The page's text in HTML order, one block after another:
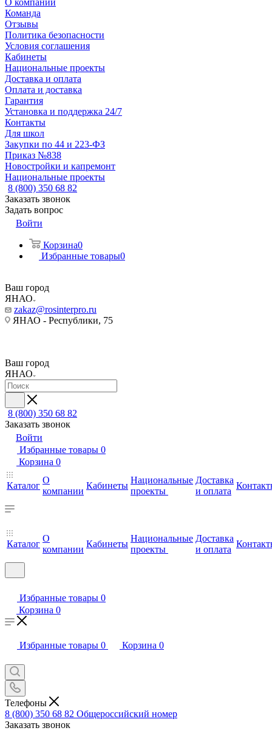
О компании
Команда
Отзывы
Политика безопасности
Условия соглашения
Кабинеты
Национальные проекты
Доставка и оплата
Оплата и доставка
Гарантия
Установка и поддержка 24/7
Контакты
Для школ
Закупки по 44 и 223-ФЗ
Приказ №838
Новостройки и капремонт
Национальные проекты
8 (800) 350 68 82
Заказать звонок
Задать вопрос
Войти
Корзина0
Избранные товары0
Ваш город
ЯНАО
zakaz@rosinterpro.ru
ЯНАО - Республики, 75
Ваш город
ЯНАО
8 (800) 350 68 82
Заказать звонок
Войти
Избранные товары 0
Корзина 0
Каталог
О
компании
Кабинеты
Национальные
проекты
Доставка
и оплата
Каталог
О
компании
Кабинеты
Национальные
проекты
Доставка
и оплата
Избранные товары 0
Корзина 0
Избранные товары 0 Корзина 0
Телефоны
8 (800) 350 68 82 Общероссийский номер
Заказать звонок